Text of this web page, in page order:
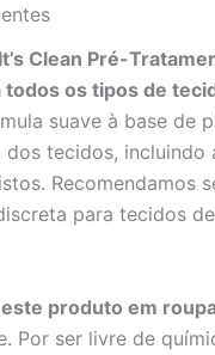
Clean Pré-
os tipos de
suave à base de
dos tecidos, incluindo
Recomendamos
para tecidos
produto em
Por ser livre de